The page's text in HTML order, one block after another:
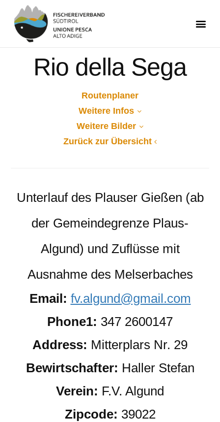
Rio della Sega
Routenplaner
Weitere Infos
Weitere Bilder
Zurück zur Übersicht
Unterlauf des Plauser Gießen (ab
der Gemeindegrenze Plaus-
Algund) und Zuflüsse mit
Ausnahme des Melserbaches
Email: fv.algund@gmail.com
Phone1: 347 2600147
Address: Mitterplars Nr. 29
Bewirtschafter: Haller Stefan
Verein: F.V. Algund
Zipcode: 39022